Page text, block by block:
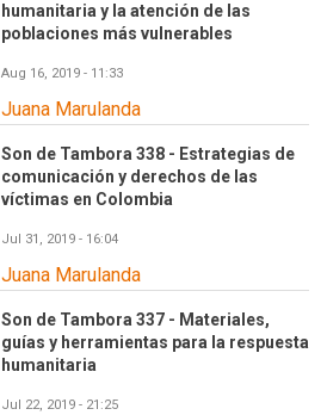
humanitaria y la atención de las
poblaciones más vulnerables
Aug 16, 2019 - 11:33
Juana Marulanda
Son de Tambora 338 - Estrategias de
comunicación y derechos de las
víctimas en Colombia
Jul 31, 2019 - 16:04
Juana Marulanda
Son de Tambora 337 - Materiales,
guías y herramientas para la respuesta
humanitaria
Jul 22, 2019 - 21:25